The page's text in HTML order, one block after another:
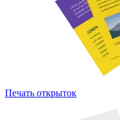
Печать открыток